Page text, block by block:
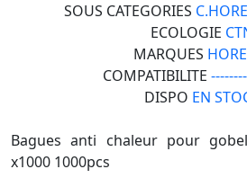
SOUS CATEGORIES
ECOLOGIE
MARQUES
COMPATIBILITE
DISPO EN
Bagues anti chaleur pour
x1000 1000pcs